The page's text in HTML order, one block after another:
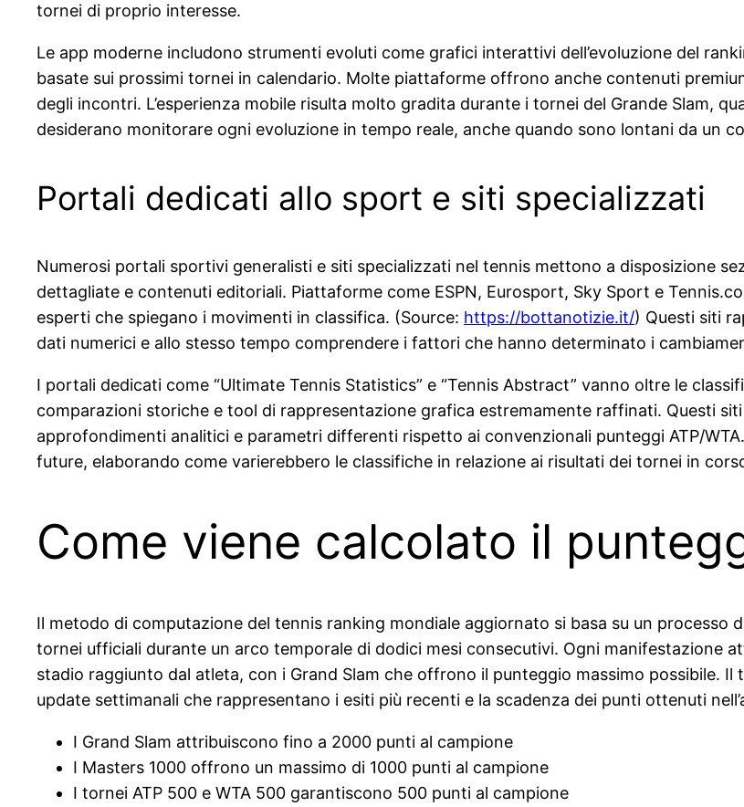
tornei di proprio interesse.
Le app moderne includono strumenti evoluti come grafici interattivi dell’evoluzione del
basate sui prossimi tornei in calendario. Molte piattaforme offrono anche contenuti
degli incontri. L’esperienza mobile risulta molto gradita durante i tornei del Grande Slam,
desiderano monitorare ogni evoluzione in tempo reale, anche quando sono lontani da un
Portali dedicati allo sport e siti specializzati
Numerosi portali sportivi generalisti e siti specializzati nel tennis mettono a disposizione
dettagliate e contenuti editoriali. Piattaforme come ESPN, Eurosport, Sky Sport e
esperti che spiegano i movimenti in classifica. (Source: https://bottanotizie.it/) Questi siti
dati numerici e allo stesso tempo comprendere i fattori che hanno determinato i
I portali dedicati come “Ultimate Tennis Statistics” e “Tennis Abstract” vanno oltre le
comparazioni storiche e tool di rappresentazione grafica estremamente raffinati. Questi
approfondimenti analitici e parametri differenti rispetto ai convenzionali punteggi ATP/
future, elaborando come varierebbero le classifiche in relazione ai risultati dei tornei in
Come viene calcolato il
Il metodo di computazione del tennis ranking mondiale aggiornato si basa su un processo
tornei ufficiali durante un arco temporale di dodici mesi consecutivi. Ogni manifestazione
stadio raggiunto dal atleta, con i Grand Slam che offrono il punteggio massimo possibile.
update settimanali che rappresentano i esiti più recenti e la scadenza dei punti ottenuti
I Grand Slam attribuiscono fino a 2000 punti al campione
I Masters 1000 offrono un massimo di 1000 punti al campione
I tornei ATP 500 e WTA 500 garantiscono 500 punti al campione